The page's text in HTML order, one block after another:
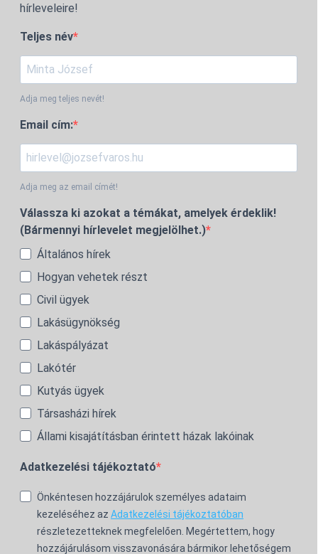
hírleveleire!
Teljes név
Adja meg teljes nevét!
Email cím:
Adja meg az email címét!
Válassza ki azokat a témákat, amelyek érdeklik!
(Bármennyi hírlevelet megjelölhet.)
Általános hírek
Hogyan vehetek részt
Civil ügyek
Lakásügynökség
Lakáspályázat
Lakótér
Kutyás ügyek
Társasházi hírek
Állami kisajátításban érintett házak lakóinak
Adatkezelési tájékoztató
Önkéntesen hozzájárulok személyes adataim
kezeléséhez az Adatkezelési tájékoztatóban
részletezetteknek megfelelően. Megértettem, hogy
hozzájárulásom visszavonására bármikor lehetőségem